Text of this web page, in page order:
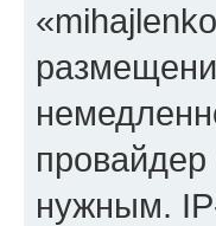
провайдер
нужным.